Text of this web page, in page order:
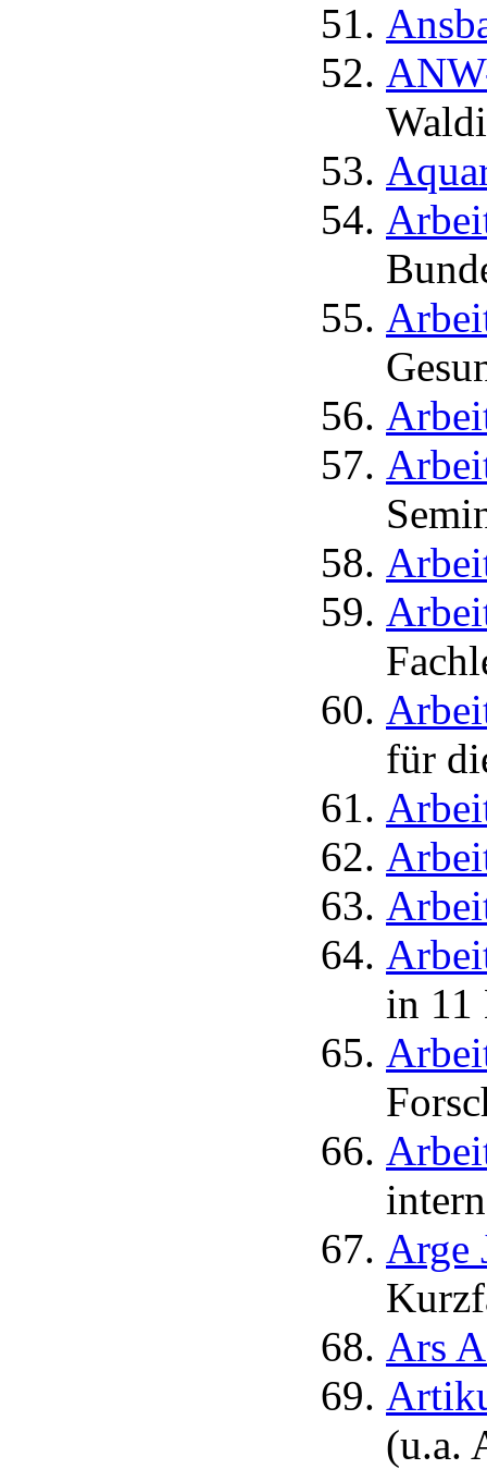
für
in 11
Arge
Ars
(u.a.